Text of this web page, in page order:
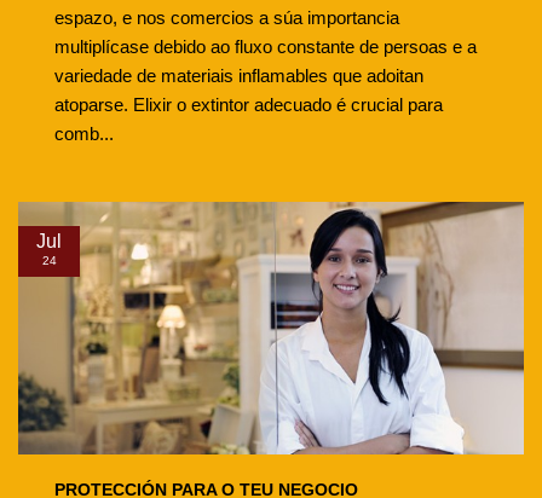
espazo, e nos comercios a súa importancia
multiplícase debido ao fluxo constante de persoas e a
variedade de materiais inflamables que adoitan
atoparse. Elixir o extintor adecuado é crucial para
comb...
Jul
24
PROTECCIÓN PARA O TEU NEGOCIO